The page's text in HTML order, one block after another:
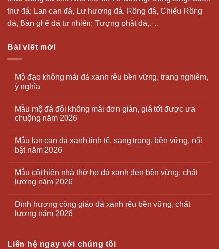
thư đá; Lan can đá, Lư hương đá, Rồng đá, Chiếu Rồng
đá, Bàn ghế đá tự nhiên; Tượng phật đá,….
Bài viết mới
Mộ đạo không mái đá xanh rêu bền vững, trang nghiêm,
ý nghĩa
Mẫu mộ đá đôi không mái đơn giản, giá tốt được ưa
chuộng năm 2026
Mẫu lan can đá xanh tinh tế, sang trọng, bền vững, nổi
bật năm 2026
Mẫu cột hiên nhà thờ họ đá xanh đen bền vững, chất
lượng năm 2026
Đỉnh hương công giáo đá xanh rêu bền vững, chất
lượng năm 2026
Liên hệ ngay với chúng tôi